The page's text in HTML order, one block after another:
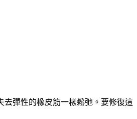
去彈性的橡皮筋一樣鬆弛。要修復這